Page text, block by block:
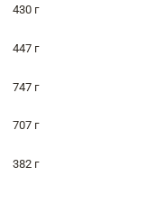
430 г
447 г
747 г
707 г
382 г